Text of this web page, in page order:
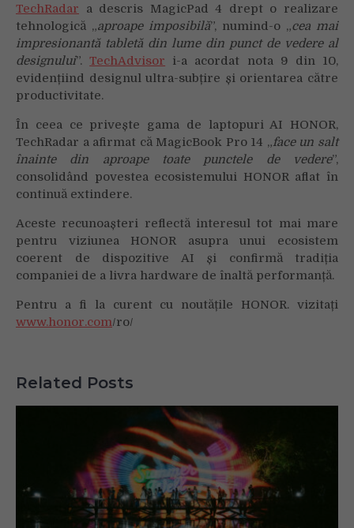
TechRadar a descris MagicPad 4 drept o realizare
tehnologică „aproape imposibilă”, numind-o „cea mai
impresionantă tabletă din lume din punct de vedere al
designului”.TechAdvisor i-a acordat nota 9 din 10,
evidențiind designul ultra-subțire și orientarea către
productivitate.
În ceea ce privește gama de laptopuri AI HONOR,
TechRadar a afirmat că MagicBook Pro 14 „face un salt
înainte din aproape toate punctele de vedere”,
consolidând povestea ecosistemului HONOR aflat în
continuă extindere.
Aceste recunoașteri reflectă interesul tot mai mare
pentru viziunea HONOR asupra unui ecosistem
coerent de dispozitive AI și confirmă tradiția
companiei de a livra hardware de înaltă performanță.
Pentru a fi la curent cu noutățile HONOR. vizitați
www.honor.com/ro/
Related Posts